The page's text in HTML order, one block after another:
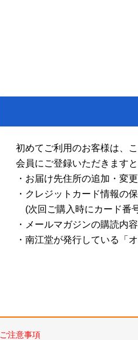
初めてご利用のお客様は、
会員にご登録いただきます
・お届け先住所の追加・変更
・クレジットカード情報の
(次回ご購入時にカード番
・メールマガジンの購読内
・南江堂が発行している「
ご注意事項